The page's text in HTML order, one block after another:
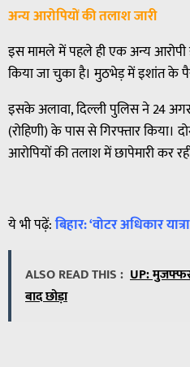
अन्य आरोपियों की तलाश जारी
इस मामले में पहले ही एक अन्य आरोपी
किया जा चुका है। मुठभेड़ में इशांत के
इसके अलावा, दिल्ली पुलिस ने 24
(रोहिणी) के पास से गिरफ्तार
आरोपियों की तलाश में छापेमारी कर
ये भी पढ़ें:बिहार: ‘वोटर अधिकार
ALSO READ THIS : UP:
बाद छोड़ा